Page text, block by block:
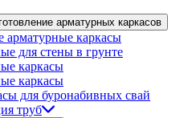
арматурных каркасов
арматурные каркасы
для стены в грунте
каркасы
каркасы
для буронабивных свай
труб